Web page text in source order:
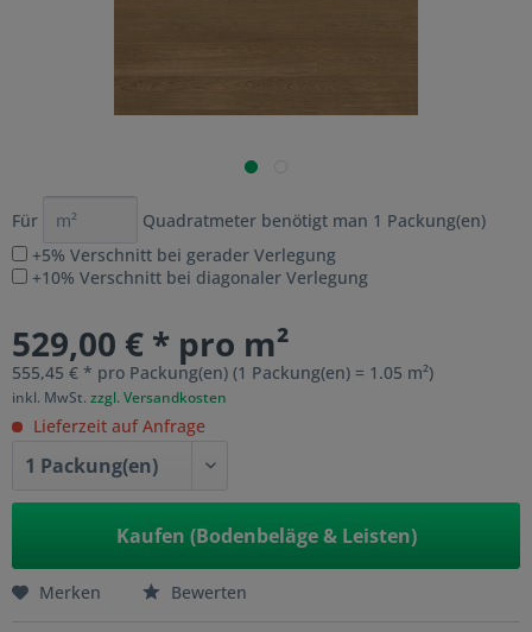
Für Quadratmeter benötigt man 1 Packung(en)
+5% Verschnitt bei gerader Verlegung
+10% Verschnitt bei diagonaler Verlegung
529,00 € * pro m²
555,45 € * pro Packung(en) (1 Packung(en) = 1.05 m²)
inkl. MwSt. zzgl. Versandkosten
Lieferzeit auf Anfrage
Kaufen (Bodenbeläge & Leisten)
Merken Bewerten